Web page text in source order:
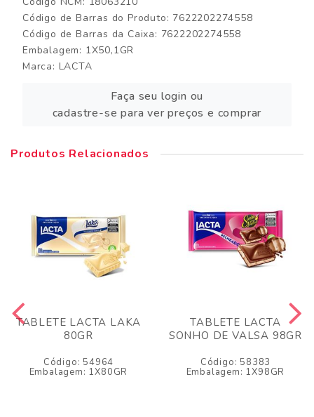
Código de Barras do Produto: 7622202274558
Código de Barras da Caixa: 7622202274558
Embalagem: 1X50,1GR
Marca: LACTA
Faça seu login ou
cadastre-se para ver preços e comprar
Produtos Relacionados
TABLETE LACTA LAKA
80GR
Código: 54964
Embalagem: 1X80GR
TABLETE LACTA
SONHO DE VALSA 98GR
Código: 58383
Embalagem: 1X98GR